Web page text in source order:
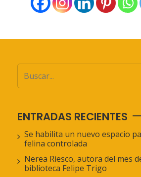
ENTRADAS RECIENTES
Se habilita un nuevo espacio
felina controlada
Nerea Riesco, autora del mes
biblioteca Felipe Trigo